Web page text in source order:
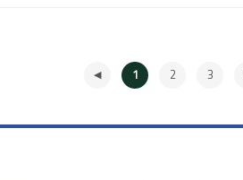
1 2 3